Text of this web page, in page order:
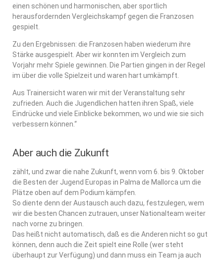
einen schönen und harmonischen, aber sportlich
herausfordernden Vergleichskampf gegen die Franzosen
gespielt.
Zu den Ergebnissen: die Franzosen haben wiederum ihre
Stärke ausgespielt. Aber wir konnten im Vergleich zum
Vorjahr mehr Spiele gewinnen. Die Partien gingen in der Regel
im über die volle Spielzeit und waren hart umkämpft.
Aus Trainersicht waren wir mit der Veranstaltung sehr
zufrieden. Auch die Jugendlichen hatten ihren Spaß, viele
Eindrücke und viele Einblicke bekommen, wo und wie sie sich
verbessern können.“
Aber auch die Zukunft
zählt, und zwar die nahe Zukunft, wenn vom 6. bis 9. Oktober
die Besten der Jugend Europas in Palma de Mallorca um die
Plätze oben auf dem Podium kämpfen.
So diente denn der Austausch auch dazu, festzulegen, wem
wir die besten Chancen zutrauen, unser Nationalteam weiter
nach vorne zu bringen.
Das heißt nicht automatisch, daß es die Anderen nicht so gut
können, denn auch die Zeit spielt eine Rolle (wer steht
überhaupt zur Verfügung) und dann muss ein Team ja auch